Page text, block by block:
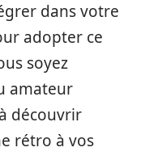
dans votre
adopter ce
soyez
amateur
découvrir
rétro à vos